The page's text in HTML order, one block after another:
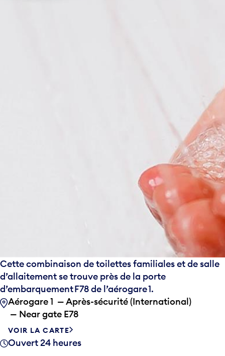
Cette combinaison de toilettes familiales et de salle
d’allaitement se trouve près de la porte
d’embarquement F78 de l’aérogare 1.
Aérogare 1 — Après-sécurité (International)
— Near gate E78
VOIR LA CARTE
Ouvert 24 heures